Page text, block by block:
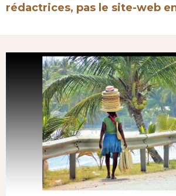
rédactrices, pas le site-web